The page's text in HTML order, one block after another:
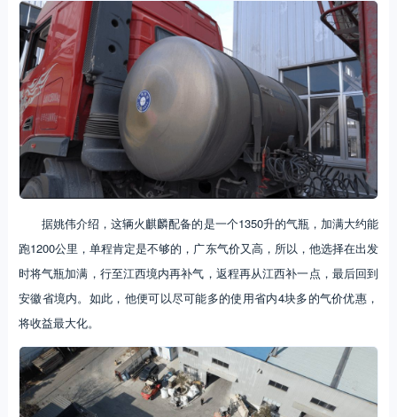
据姚伟介绍，这辆火麒麟配备的是一个1350升的气瓶，加满大约能
跑1200公里，单程肯定是不够的，广东气价又高，所以，他选择在出发
时将气瓶加满，行至江西境内再补气，返程再从江西补一点，最后回到
安徽省境内。如此，他便可以尽可能多的使用省内4块多的气价优惠，
将收益最大化。